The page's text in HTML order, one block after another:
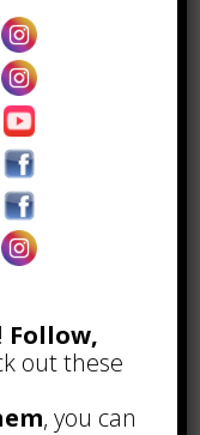
tutto
termine,
Follow,
out these
, you can